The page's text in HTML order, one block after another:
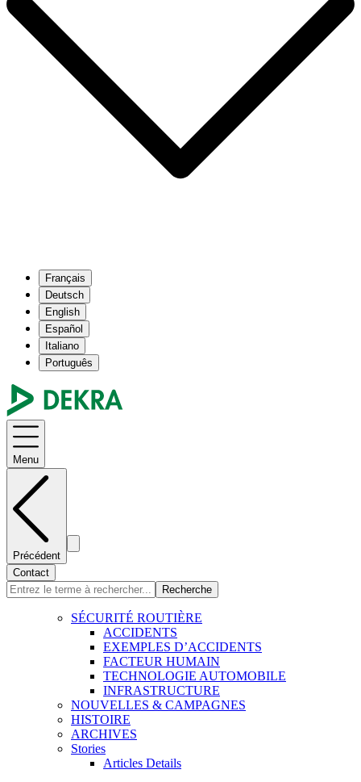
Français
Deutsch
English
Español
Italiano
Português
Menu
Précédent
Contact
Recherche
SÉCURITÉ ROUTIÈRE
ACCIDENTS
EXEMPLES D’ACCIDENTS
FACTEUR HUMAIN
TECHNOLOGIE AUTOMOBILE
INFRASTRUCTURE
NOUVELLES & CAMPAGNES
HISTOIRE
ARCHIVES
Stories
Articles Details